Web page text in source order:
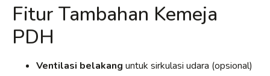
Fitur Tambahan Kemeja
PDH
Ventilasi belakang untuk sirkulasi udara (opsional)